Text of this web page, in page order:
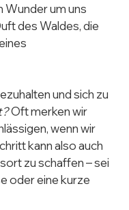
Wunder um uns
des Waldes, die
und sich zu
Oft merken wir
wenn wir
kann also auch
zu schaffen – sei
oder eine kurze